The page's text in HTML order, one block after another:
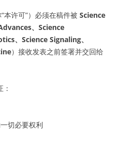
本许可”）必须在稿件被 Science
、Science
、Science Signaling、
）接收发表之前签署并交回给
切必要权利